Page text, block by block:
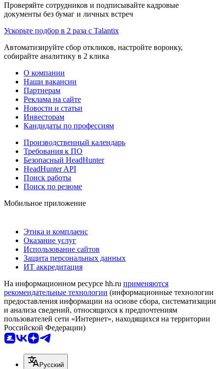
Проверяйте сотрудников и подписывайте кадровые
документы без бумаг и личных встреч
Ускорьте подбор в 2 раза с Talantix
Автоматизируйте сбор откликов, настройте воронку,
собирайте аналитику в 2 клика
О компании
Наши вакансии
Партнерам
Реклама на сайте
Новости и статьи
Инвесторам
Кандидаты по профессиям
Производственный календарь
Требования к ПО
Безопасный HeadHunter
HeadHunter API
Поиск работы
Поиск по резюме
Мобильное приложение
Этика и комплаенс
Оказание услуг
Использование сайтов
Защита персональных данных
ИТ аккредитация
На информационном ресурсе hh.ru применяются
рекомендательные технологии (информационные технологии
предоставления информации на основе сбора, систематизации
и анализа сведений, относящихся к предпочтениям
пользователей сети «Интернет», находящихся на территории
Российской Федерации)
Русский